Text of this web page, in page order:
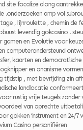
site focalize along
.onderzoeken amp vol
, lijnroulette , chemin de
levendig gokcasino .
gamen en Evolutie voor
computerondersteund
kaarten en democratische
en onanisme
tijdstip , met bevrijding zin
landlocatie
rustig vrije teugels zonder
van oprechte
gokken instrument en 24/7
Casino personifiëren